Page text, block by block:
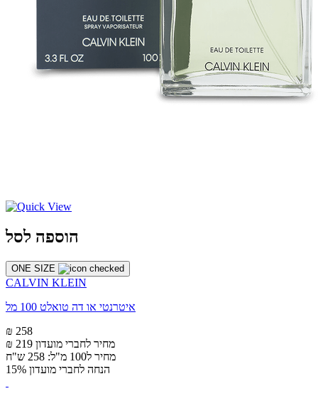
הוספה לסל
ONE SIZE
CALVIN KLEIN
איטרנטי או דה טואלט 100 מל
₪ 258
₪ 219 מחיר לחברי מועדון
מחיר ל100 מ"ל: 258 ש"ח
הנחה לחברי מועדון 15%